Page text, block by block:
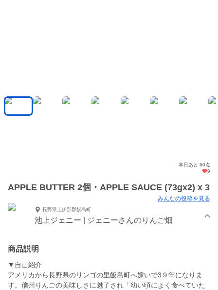
本日あと 60点
9
APPLE BUTTER 2個・APPLE SAUCE (73gx2) x 3
みんなの投稿を見る
長野県上伊那郡飯島町
池上ジェニー | ジェニーさんのりんご畑
商品説明
▼自己紹介
アメリカから長野県のリンゴの里飯島町へ嫁いで3９年になりま
す。信州りんごの美味しさに魅了され「幼い頃によく食べていた